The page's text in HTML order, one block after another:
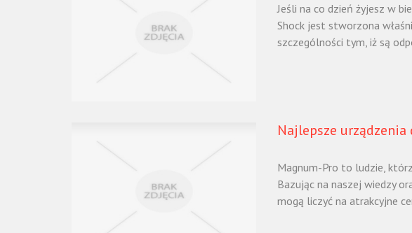
Jeśli na co dzień żyjesz w
Shock jest stworzona
szczególności tym, iż są
Najlepsze
Magnum-Pro to ludzie,
Bazując na naszej wiedzy
mogą liczyć na atrakcyjne